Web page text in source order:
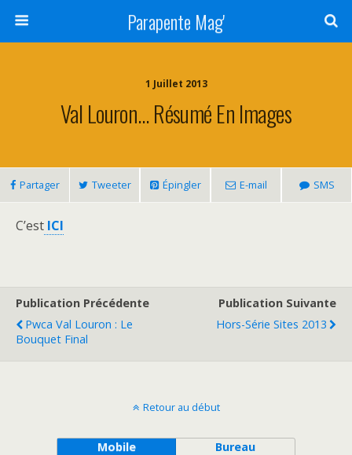
Parapente Mag'
1 Juillet 2013
Val Louron… Résumé En Images
Partager Tweeter Épingler E-mail SMS
C’est ICI
Publication Précédente
Pwca Val Louron : Le
Bouquet Final
Publication Suivante
Hors-Série Sites 2013
Retour au début
Mobile Bureau